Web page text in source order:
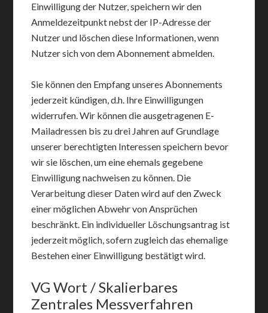
Einwilligung der Nutzer, speichern wir den
Anmeldezeitpunkt nebst der IP-Adresse der
Nutzer und löschen diese Informationen, wenn
Nutzer sich von dem Abonnement abmelden.
Sie können den Empfang unseres Abonnements
jederzeit kündigen, d.h. Ihre Einwilligungen
widerrufen. Wir können die ausgetragenen E-
Mailadressen bis zu drei Jahren auf Grundlage
unserer berechtigten Interessen speichern bevor
wir sie löschen, um eine ehemals gegebene
Einwilligung nachweisen zu können. Die
Verarbeitung dieser Daten wird auf den Zweck
einer möglichen Abwehr von Ansprüchen
beschränkt. Ein individueller Löschungsantrag ist
jederzeit möglich, sofern zugleich das ehemalige
Bestehen einer Einwilligung bestätigt wird.
VG Wort / Skalierbares
Zentrales Messverfahren